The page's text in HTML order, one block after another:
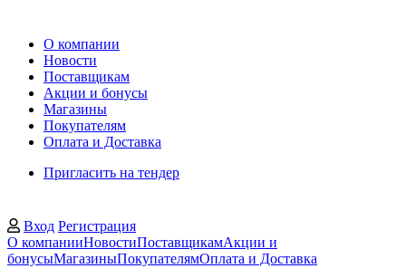
О компании
Новости
Поставщикам
Акции и бонусы
Магазины
Покупателям
Оплата и Доставка
Пригласить на тендер
Вход Регистрация
О компанииНовостиПоставщикамАкции и
бонусыМагазиныПокупателямОплата и Доставка